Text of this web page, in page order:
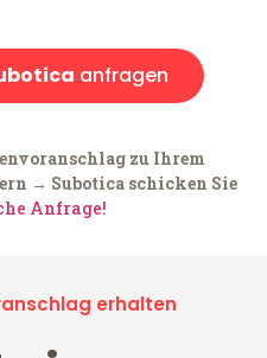
anfragen
zu Ihrem
→ Subotica schicken Sie
Anfrage!
erhalten